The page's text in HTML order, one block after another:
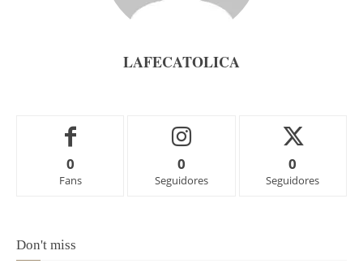
LAFECATOLICA
0
Fans
0
Seguidores
0
Seguidores
Don't miss